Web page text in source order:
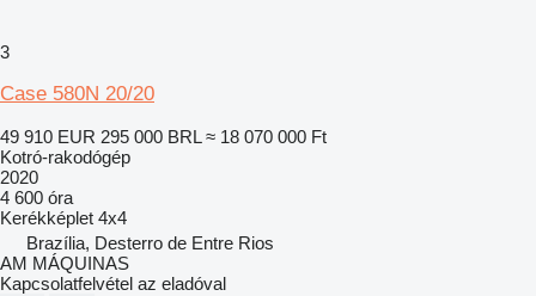
3
Case 580N 20/20
49 910 EUR 295 000 BRL ≈ 18 070 000 Ft
Kotró-rakodógép
2020
4 600 óra
Kerékképlet 4x4
Brazília, Desterro de Entre Rios
AM MÁQUINAS
Kapcsolatfelvétel az eladóval